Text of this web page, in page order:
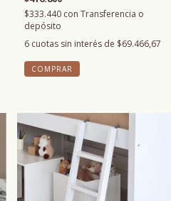
$333.440 con Transferencia o
depósito
6 cuotas sin interés de $69.466,67
COMPRAR